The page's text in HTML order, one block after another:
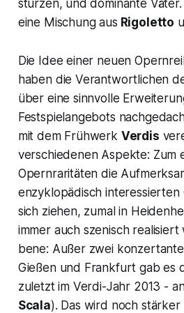
stürzen, und dominante Väter.
eine Mischung aus Rigoletto
Die Idee einer neuen
haben die Verantwortlichen
über eine sinnvolle
Festspielangebots
mit dem Frühwerk Verdis
verschiedenen Aspekte: Zum
Opernraritäten die
enzyklopädisch
sich ziehen, zumal in
immer auch szenisch
bene: Außer zwei
Gießen und Frankfurt gab es
zuletzt im Verdi-Jahr 2013 -
Scala). Das wird noch stärker